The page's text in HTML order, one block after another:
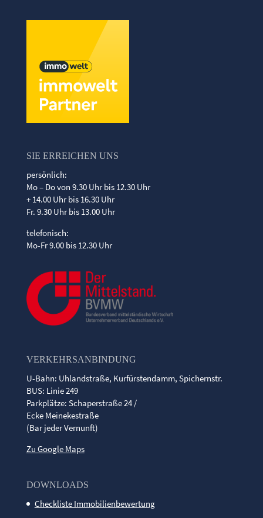
SIE ERREICHEN UNS
persönlich:
Mo – Do von 9.30 Uhr bis 12.30 Uhr
+ 14.00 Uhr bis 16.30 Uhr
Fr. 9.30 Uhr bis 13.00 Uhr
telefonisch:
Mo-Fr 9.00 bis 12.30 Uhr
VERKEHRSANBINDUNG
U-Bahn: Uhlandstraße, Kurfürstendamm, Spichernstr.
BUS: Linie 249
Parkplätze: Schaperstraße 24 /
Ecke Meinekestraße
(Bar jeder Vernunft)
Zu Google Maps
DOWNLOADS
Checkliste Immobilienbewertung